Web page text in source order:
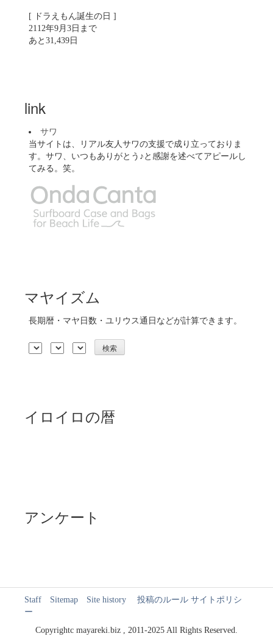
[ ドラえもん誕生の日 ]
2112年9月3日まで
あと31,439日
link
サワ
当サイトは、リアル友人サワの支援で成り立っておりま
す。サワ、いつもありがとう♪と感謝を述べてアピールし
てみる。笑。
マヤイズム
長期暦・マヤ日数・ユリウス通日などが計算できます。
イロイロの暦
アンケート
Staff Sitemap Site history 投稿のルール サイトポリシ
ー
Copyrightc mayareki.biz , 2011-2025 All Rights Reserved.